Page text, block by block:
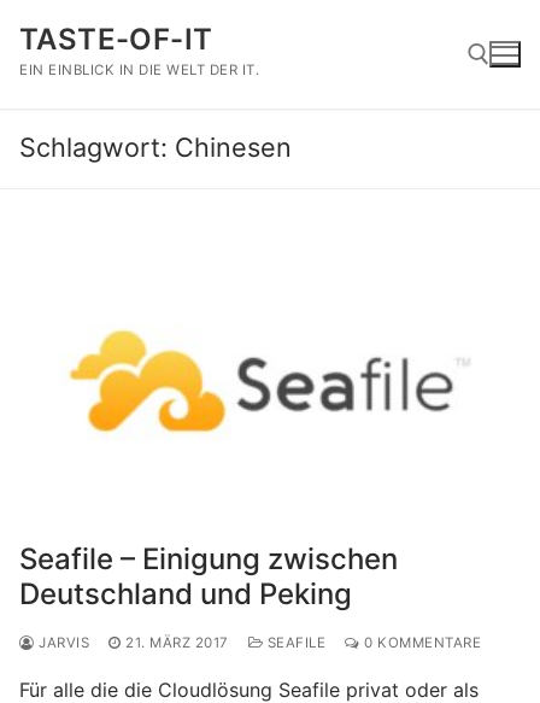
Inhalt
springen
TASTE-OF-IT
EIN EINBLICK IN DIE WELT DER IT.
Suchen nach:
Schlagwort: Chinesen
Seafile – Einigung zwischen
Deutschland und Peking
JARVIS 21. MÄRZ 2017 SEAFILE 0 KOMMENTARE
Für alle die die Cloudlösung Seafile privat oder als